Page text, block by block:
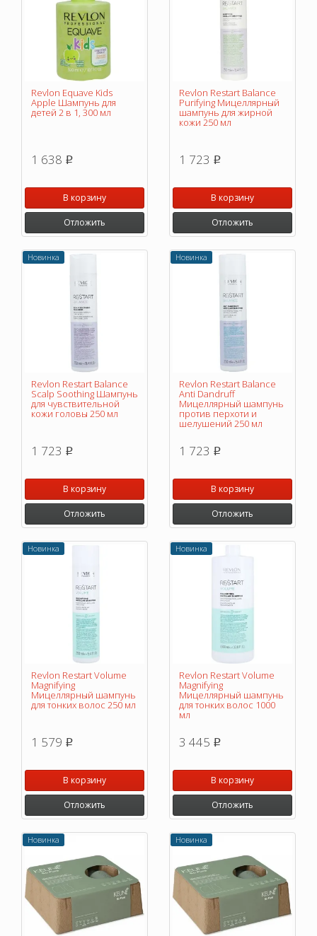
Revlon Equave Kids
Apple Шампунь для
детей 2 в 1, 300 мл
1 638 p
В корзину
Отложить
Revlon Restart Balance
Purifying Мицеллярный
шампунь для жирной
кожи 250 мл
1 723 p
В корзину
Отложить
Новинка
Revlon Restart Balance
Scalp Soothing Шампунь
для чувствительной
кожи головы 250 мл
1 723 p
В корзину
Отложить
Новинка
Revlon Restart Balance
Anti Dandruff
Мицеллярный шампунь
против перхоти и
шелушений 250 мл
1 723 p
В корзину
Отложить
Новинка
Revlon Restart Volume
Magnifying
Мицеллярный шампунь
для тонких волос 250 мл
1 579 p
В корзину
Отложить
Новинка
Revlon Restart Volume
Magnifying
Мицеллярный шампунь
для тонких волос 1000
мл
3 445 p
В корзину
Отложить
Новинка Новинка